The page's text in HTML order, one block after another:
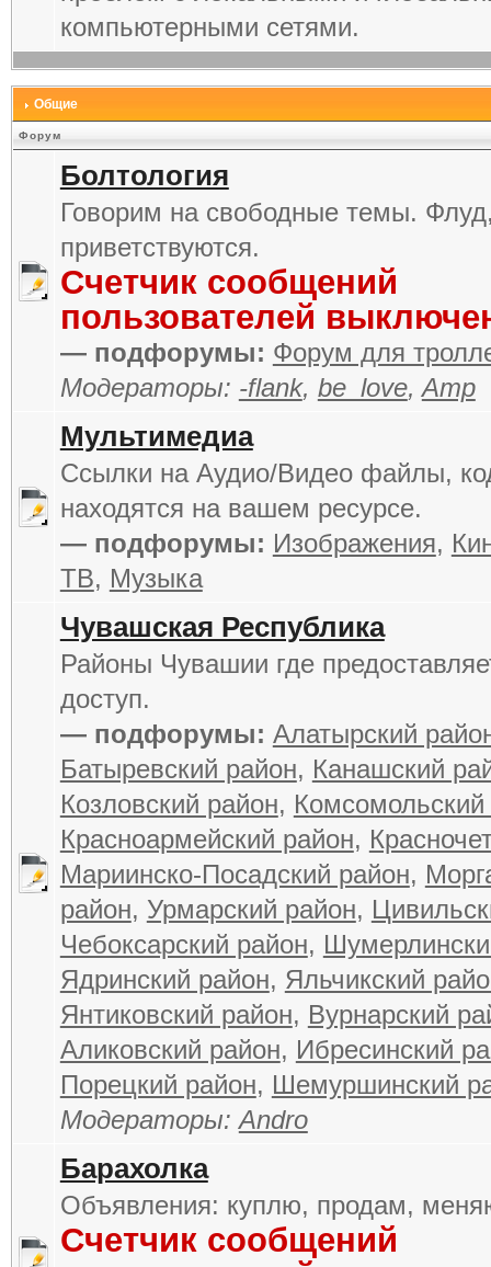
компьютерными сетями.
Общие
Форум
Болтология
Говорим на свободные темы.
приветствуются.
Счетчик сообщений
пользователей
— подфорумы: Форум для
Модераторы: -flank, be_love,Amp
Мультимедиа
Ссылки на Аудио/Видео файлы,
находятся на вашем ресурсе.
— подфорумы: Изображения,
ТВ, Музыка
Чувашская Республика
Районы Чувашии где
доступ.
— подфорумы: Алатырский
Батыревский район, Канашский
Козловский район, Комсомольский
Красноармейский район,
Мариинско-Посадский район,
район, Урмарский район,
Чебоксарский район,
Ядринский район, Яльчикский
Янтиковский район, Вурнарский
Аликовский район, Ибресинский
Порецкий район, Шемуршинский
Модераторы:Andro
Барахолка
Объявления: куплю, продам,
Счетчик сообщений